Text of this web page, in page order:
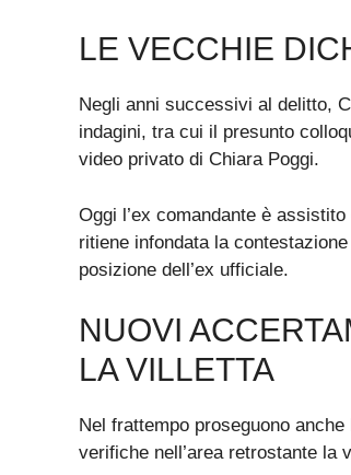
LE VECCHIE
Negli anni successivi al delitto,
indagini, tra cui il presunto
video privato di Chiara Poggi.
Oggi l’ex comandante è assistito
ritiene infondata la
posizione dell’ex ufficiale.
NUOVI
LA VILLETTA
Nel frattempo proseguono
verifiche nell’area retrostante la